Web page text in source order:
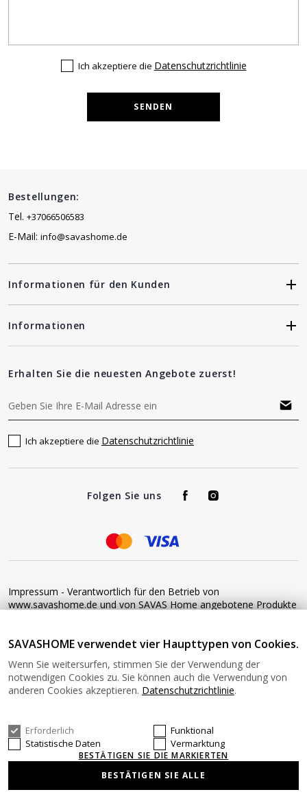
Ich akzeptiere die Datenschutzrichtlinie
SENDEN
Bestellungen:
Tel. +37066506583
E-Mail: info@savashome.de
Informationen für den Kunden
Informationen
Erhalten Sie die neuesten Angebote zuerst!
Ich akzeptiere die Datenschutzrichtlinie
Folgen Sie uns
Impressum - Verantwortlich für den Betrieb von
www.savashome.de und von SAVAS Home angebotene Produkte
senden Sie keine Waren ohne vorherige Bestätigung an diese
diesem Link: https://www.savashome.de/rueckgabebedingungen-
fuer-waren Gerne können Sie sich mit uns in Verbindung setzen:
Montag − Freitag: 08:00−16:00 Uhr E-Mail: Info@savashome.de
© 2026 SAVASHOME Alle Rechte vorbehalten.
SAVASHOME verwendet vier Haupttypen von Cookies.
Wenn Sie weitersurfen, stimmen Sie der Verwendung der
notwendigen Cookies zu. Sie können auch die Verwendung von
anderen Cookies akzeptieren. Datenschutzrichtlinie.
Erforderlich
Funktional
Statistische Daten
Vermarktung
BESTÄTIGEN SIE DIE MARKIERTEN
BESTÄTIGEN SIE ALLE